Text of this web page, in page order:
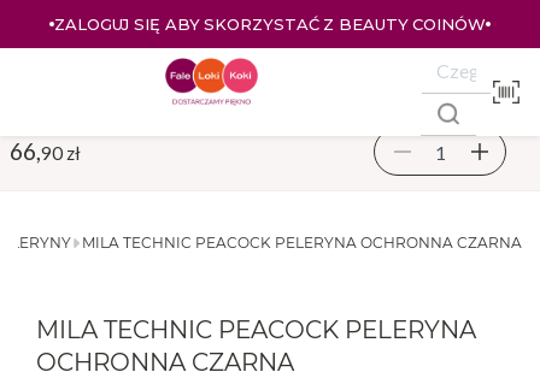
ZALOGUJ SIĘ ABY SKORZYSTAĆ Z BEAUTY COINÓW
MILA TECHNIC PEACOCK PELERYNA OCHRONNA CZARNA
MILA TECHNIC PEACOCK PELERYNA
OCHRONNA CZARNA
66, 90 zł